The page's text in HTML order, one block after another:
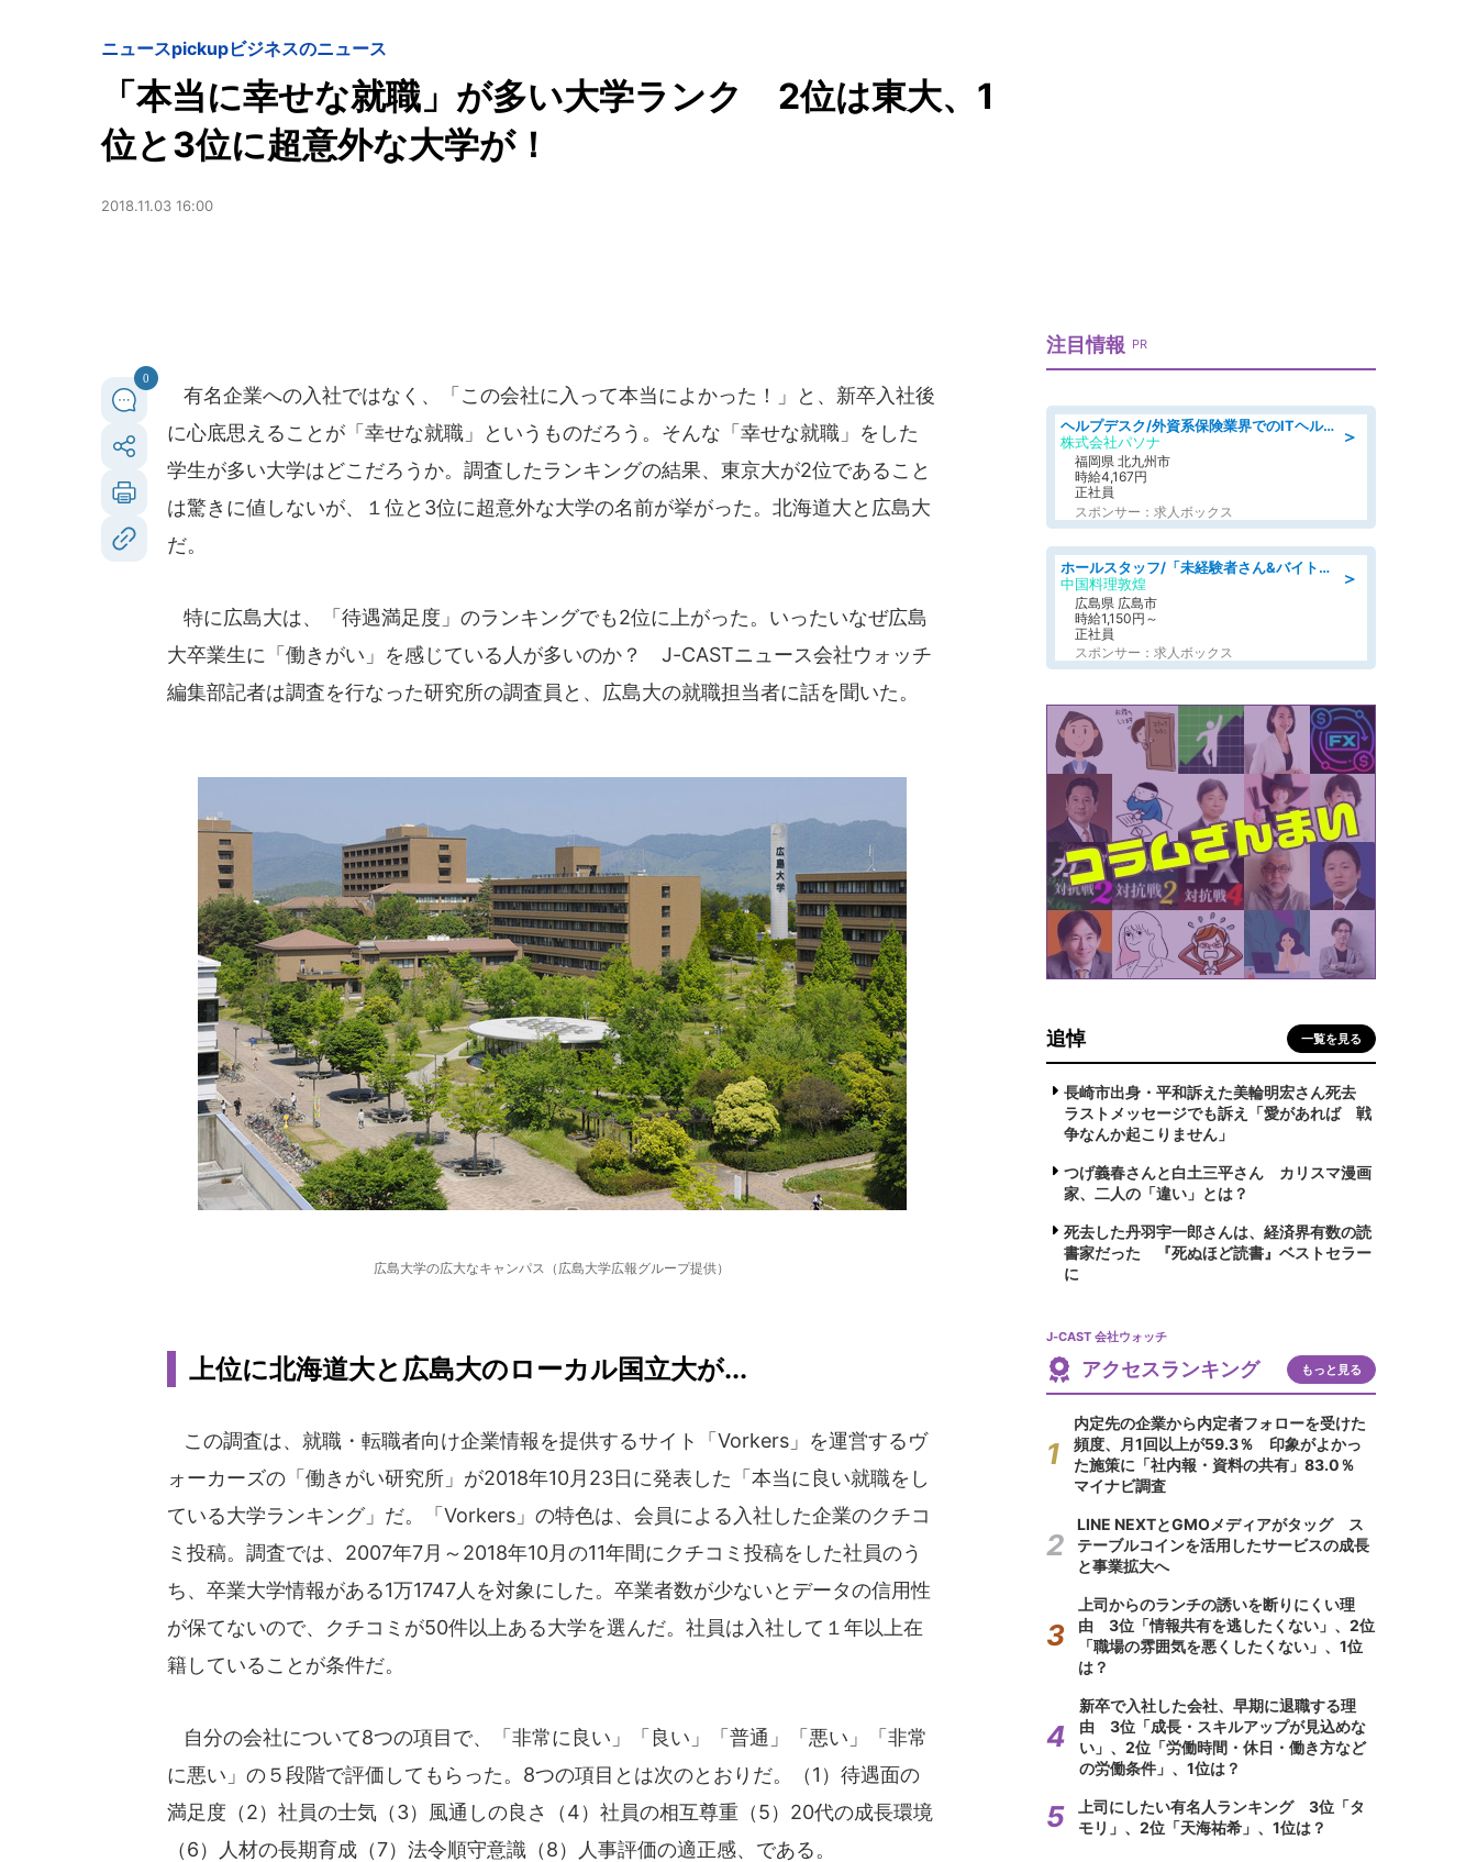
ニュースpickupビジネスのニュース
「本当に幸せな就職」が多い大学ランク 2位は東大、1
位と3位に超意外な大学が！
2018.11.03 16:00
0
有名企業への入社ではなく、「この会社に入って本当によかった！」と、新卒入社後
に心底思えることが「幸せな就職」というものだろう。そんな「幸せな就職」をした
学生が多い大学はどこだろうか。調査したランキングの結果、東京大が2位であること
は驚きに値しないが、１位と3位に超意外な大学の名前が挙がった。北海道大と広島大
だ。
特に広島大は、「待遇満足度」のランキングでも2位に上がった。いったいなぜ広島
大卒業生に「働きがい」を感じている人が多いのか？ J-CASTニュース会社ウォッチ
編集部記者は調査を行なった研究所の調査員と、広島大の就職担当者に話を聞いた。
広島大学の広大なキャンパス（広島大学広報グループ提供）
上位に北海道大と広島大のローカル国立大が...
この調査は、就職・転職者向け企業情報を提供するサイト「Vorkers」を運営するヴ
ォーカーズの「働きがい研究所」が2018年10月23日に発表した「本当に良い就職をし
ている大学ランキング」だ。「Vorkers」の特色は、会員による入社した企業のクチコ
ミ投稿。調査では、2007年7月～2018年10月の11年間にクチコミ投稿をした社員のう
ち、卒業大学情報がある1万1747人を対象にした。卒業者数が少ないとデータの信用性
が保てないので、クチコミが50件以上ある大学を選んだ。社員は入社して１年以上在
籍していることが条件だ。
自分の会社について8つの項目で、「非常に良い」「良い」「普通」「悪い」「非常
に悪い」の５段階で評価してもらった。8つの項目とは次のとおりだ。（1）待遇面の
満足度（2）社員の士気（3）風通しの良さ（4）社員の相互尊重（5）20代の成長環境
（6）人材の長期育成（7）法令順守意識（8）人事評価の適正感、である。
注目情報 PR
＞
ヘルプデスク/外資系保険業界でのITヘルプデスク業務/駅近/即日勤務可/ヘルプデスク
株式会社パソナ
福岡県 北九州市
時給4,167円
正社員
スポンサー：求人ボックス
＞
ホールスタッフ/「未経験者さん&バイトデビューも大歓迎」残業ほぼなし×1日3時間〜勤務OK!フォロー体制も充実/広島県/広島市南区
中国料理敦煌
広島県 広島市
時給1,150円～
正社員
スポンサー：求人ボックス
追悼 一覧を見る
長崎市出身・平和訴えた美輪明宏さん死去
ラストメッセージでも訴え「愛があれば 戦
争なんか起こりません」
つげ義春さんと白土三平さん カリスマ漫画
家、二人の「違い」とは？
死去した丹羽宇一郎さんは、経済界有数の読
書家だった 『死ぬほど読書』ベストセラー
に
J-CAST 会社ウォッチ
アクセスランキング もっと見る
内定先の企業から内定者フォローを受けた
頻度、月1回以上が59.3％ 印象がよかっ
た施策に「社内報・資料の共有」83.0％
マイナビ調査
LINE NEXTとGMOメディアがタッグ ス
テーブルコインを活用したサービスの成長
と事業拡大へ
上司からのランチの誘いを断りにくい理
由 3位「情報共有を逃したくない」、2位
「職場の雰囲気を悪くしたくない」、1位
は？
新卒で入社した会社、早期に退職する理
由 3位「成長・スキルアップが見込めな
い」、2位「労働時間・休日・働き方など
の労働条件」、1位は？
上司にしたい有名人ランキング 3位「タ
モリ」、2位「天海祐希」、1位は？